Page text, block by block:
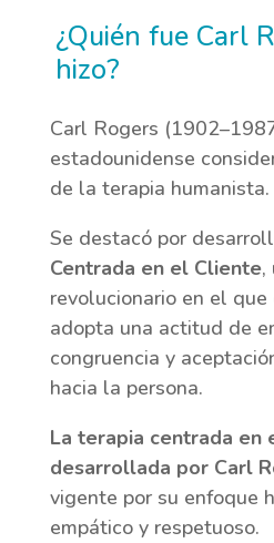
¿Quién fue Carl
hizo?
Carl Rogers
estadounidense
de la terapia humanista.
Se destacó por
Centrada en el Cliente,
revolucionario en el
adopta una actitud de
congruencia y
hacia la persona.
La terapia centrada en
desarrollada por Carl
vigente por su enfoque
empático y respetuoso.